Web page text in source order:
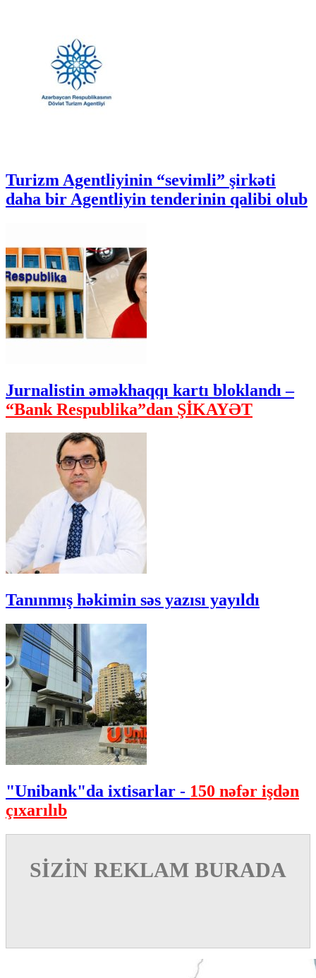
Turizm Agentliyinin “sevimli” şirkəti
daha bir Agentliyin tenderinin qalibi olub
Jurnalistin əməkhaqqı kartı bloklandı –
“Bank Respublika”dan ŞİKAYƏT
Tanınmış həkimin səs yazısı yayıldı
"Unibank"da ixtisarlar - 150 nəfər işdən
çıxarılıb
SİZİN REKLAM BURADA